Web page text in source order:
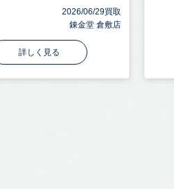
2026/06/29買取
錬金堂 倉敷店
詳しく見る